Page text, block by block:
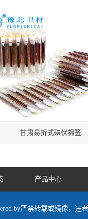
甘肃易折式碘伏棉签
产品中心
by严禁转载或镜像，违者